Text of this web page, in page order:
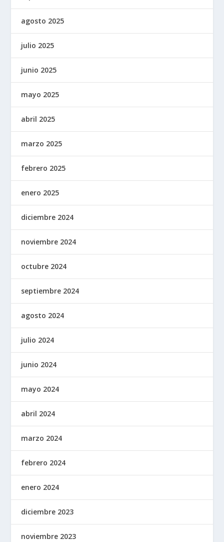
agosto 2025
julio 2025
junio 2025
mayo 2025
abril 2025
marzo 2025
febrero 2025
enero 2025
diciembre 2024
noviembre 2024
octubre 2024
septiembre 2024
agosto 2024
julio 2024
junio 2024
mayo 2024
abril 2024
marzo 2024
febrero 2024
enero 2024
diciembre 2023
noviembre 2023